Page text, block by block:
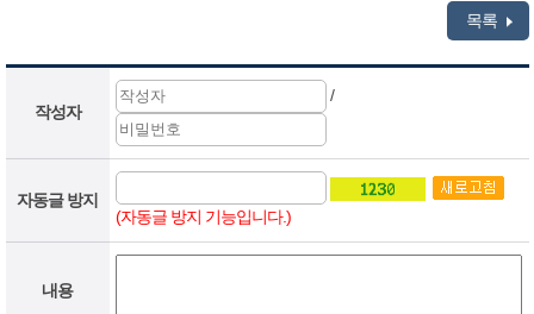
목록
작성자
/
자동글 방지
(자동글 방지 기능입니다.)
내용